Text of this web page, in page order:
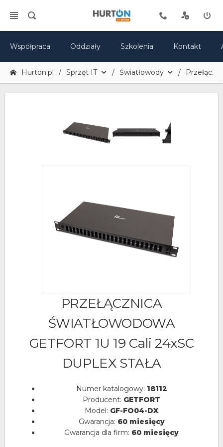
Współpraca Oddziały Szkolenia Kontakt
Hurton.pl Sprzęt IT Światłowody
PRZEŁĄCZNICA
ŚWIATŁOWODOWA
GETFORT 1U 19 Cali 24xSC
DUPLEX STAŁA
Numer katalogowy: 18112
Producent: GETFORT
Model: GF-FO04-DX
Gwarancja: 60 miesięcy
Gwarancja dla firm: 60 miesięcy